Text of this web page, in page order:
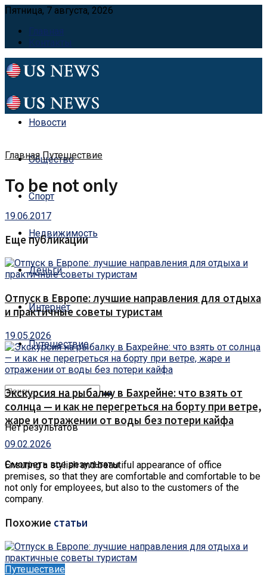
Пятница, 7 августа, 2026
Главная
Контакты
Новости
Общество
Спорт
Недвижимость
Деньги
Интернет
Путешествие
Нет результатов
Смотреть все результаты
Главная Путешествие
To be not only
19.06.2017
Еще публикации
Отпуск в Европе: лучшие направления для отдыха
и практичные советы туристам
19.05.2026
Экскурсия на рыбалку в Бахрейне: что взять от
солнца — и как не перегреться на борту при ветре,
жаре и отражении от воды без потери кайфа
09.02.2026
Ensuring a stylish and beautiful appearance of office
premises, so that they are comfortable and comfortable to be
not only for employees, but also to the customers of the
company.
Похожие статьи
Путешествие